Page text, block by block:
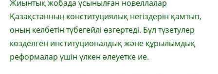
Жиынтық жобада ұсынылған новеллалар
Қазақстанның конституциялық негіздерін қамтып,
оның келбетін түбегейлі өзгертеді. Бұл түзетулер
көзделген институционалдық және құрылымдық
реформалар үшін үлкен әлеуетке ие.